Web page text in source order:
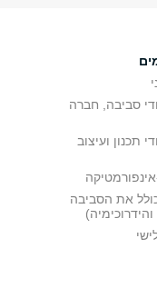
סביבה, חברה
תכנון ועיצוב
את הסביבה